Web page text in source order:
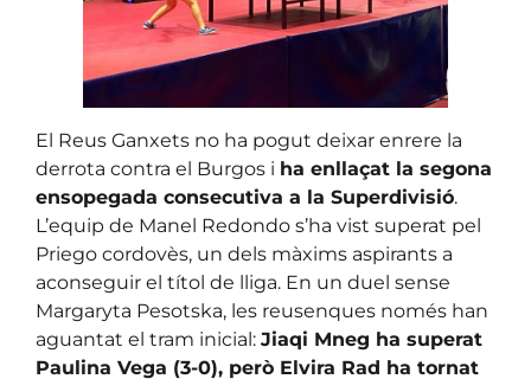
El Reus Ganxets no ha pogut deixar enrere la
derrota contra el Burgos i ha enllaçat la segona
ensopegada consecutiva a la Superdivisió.
L’equip de Manel Redondo s’ha vist superat pel
Priego cordovès, un dels màxims aspirants a
aconseguir el títol de lliga. En un duel sense
Margaryta Pesotska, les reusenques només han
aguantat el tram inicial: Jiaqi Mneg ha superat
Paulina Vega (3-0), però Elvira Rad ha tornat